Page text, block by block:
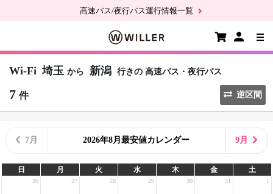
高速バス/夜行バス運行情報一覧
Wi-Fi 埼玉 から 新潟 行きの 高速バス・夜行バス
7 件 逆区間
7月 2026年8月最安値カレンダー 9月
日 月 火 水 木 金 土
26 27 28 29 30 31 1